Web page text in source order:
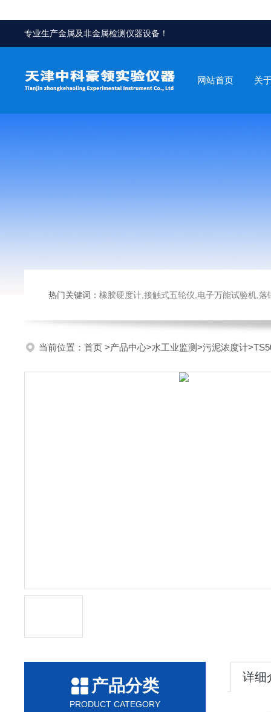
专业生产金属及非金属检测仪器设备！
网站首页 关
热门关键词： 橡胶硬度计,接触式五轮仪,电子万能试验机,落锤冲击试验机,数显
当前位置： 首页 >产品中心>水工业监测>污泥浓度计
产品分类
PRODUCT CATEGORY
详细